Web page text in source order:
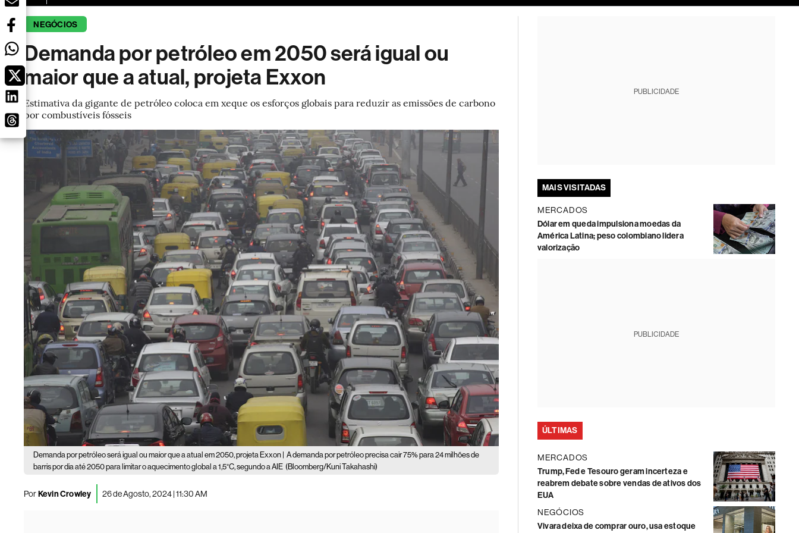
NEGÓCIOS
Demanda por petróleo em 2050 será igual ou
maior que a atual, projeta Exxon
Estimativa da gigante de petróleo coloca em xeque os esforços globais para reduzir as emissões de carbono
por combustíveis fósseis
Demanda por petróleo será igual ou maior que a atual em 2050, projeta Exxon |
A demanda por petróleo precisa cair 75% para 24 milhões de
barris por dia até 2050 para limitar o aquecimento global a 1,5°C, segundo a AIE (Bloomberg/Kuni Takahashi)
PorKevin Crowley 26 de Agosto, 2024 | 11:30 AM
PUBLICIDADE
MAIS VISITADAS
MERCADOS
Dólar em queda impulsiona moedas da
América Latina; peso colombiano lidera
valorização
PUBLICIDADE
ÚLTIMAS
MERCADOS
Trump, Fed e Tesouro geram incerteza e
reabrem debate sobre vendas de ativos dos
EUA
NEGÓCIOS
Vivara deixa de comprar ouro, usa estoque